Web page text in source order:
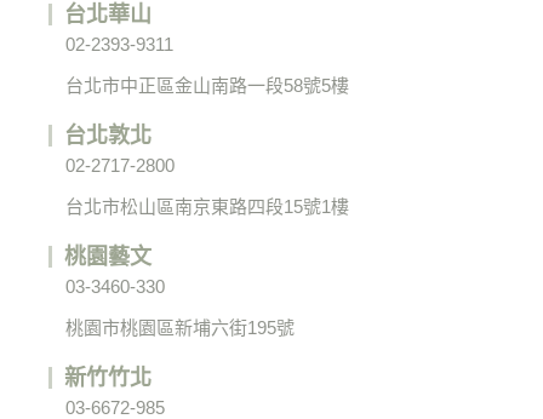
台北華山
02-2393-9311
台北市中正區金山南路一段58號5樓
台北敦北
02-2717-2800
台北市松山區南京東路四段15號1樓
桃園藝文
03-3460-330
桃園市桃園區新埔六街195號
新竹竹北
03-6672-985